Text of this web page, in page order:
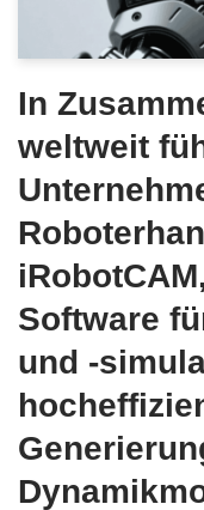
In
weltweit
Software
und -